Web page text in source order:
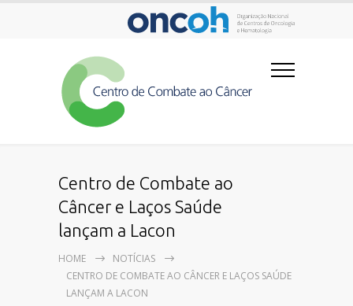
Centro de Combate ao
Câncer e Laços Saúde
lançam a Lacon
HOME
NOTÍCIAS
CENTRO DE COMBATE AO CÂNCER E LAÇOS SAÚDE
LANÇAM A LACON